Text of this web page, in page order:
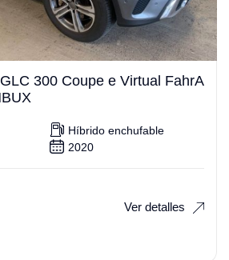
300 Coupe e Virtual FahrA
Híbrido enchufable
2020
Ver detalles